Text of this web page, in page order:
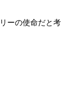
ーの使命だと考